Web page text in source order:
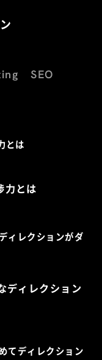
SEO
力とは
ディレクション